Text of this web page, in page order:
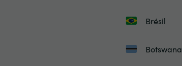
Brésil
Botswana